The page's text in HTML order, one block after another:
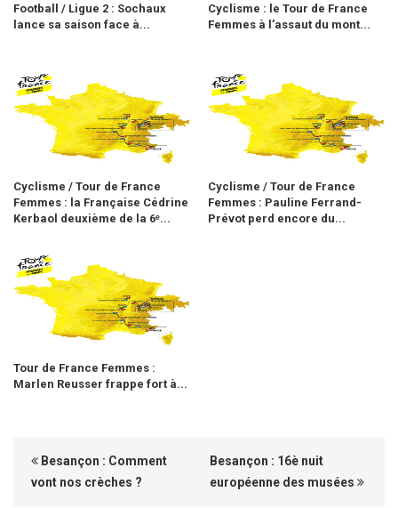
Football / Ligue 2 : Sochaux
lance sa saison face à...
Cyclisme : le Tour de France
Femmes à l’assaut du mont...
Cyclisme / Tour de France
Femmes : la Française Cédrine
Kerbaol deuxième de la 6ᵉ...
Cyclisme / Tour de France
Femmes : Pauline Ferrand-
Prévot perd encore du...
Tour de France Femmes :
Marlen Reusser frappe fort à...
Besançon : Comment
vont nos crèches ?
Besançon : 16è nuit
européenne des musées